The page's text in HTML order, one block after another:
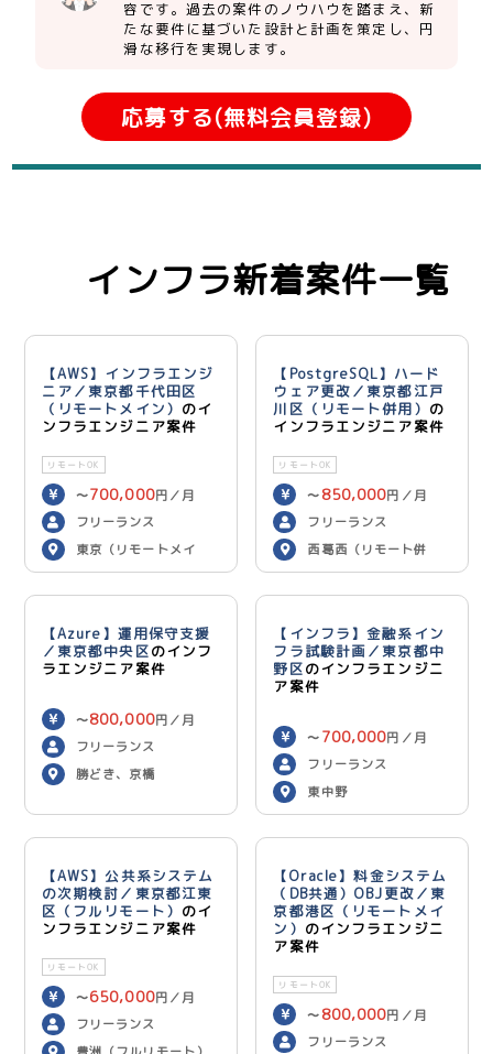
容です。過去の案件のノウハウを踏まえ、新
たな要件に基づいた設計と計画を策定し、円
滑な移行を実現します。
応募する(無料会員登録)
インフラ新着案件一覧
【AWS】インフラエンジ
ニア／東京都千代田区
（リモートメイン） のイ
ンフラエンジニア案件
リモートOK
〜700,000円／月
フリーランス
東京（リモートメイ
ン）
【PostgreSQL】ハード
ウェア更改／東京都江戸
川区（リモート併用） の
インフラエンジニア案件
リモートOK
〜 850,000円／月
フリーランス
西葛西（リモート併
用）
【Azure】運用保守支援
／東京都中央区のインフ
ラエンジニア案件
〜800,000円／月
フリーランス
勝どき、京橋
【インフラ】金融系イン
フラ試験計画／東京都中
野区のインフラエンジニ
ア案件
〜 700,000円／月
フリーランス
東中野
【AWS】公共系システム
の次期検討／東京都江東
区（フルリモート） のイ
ンフラエンジニア案件
リモートOK
〜650,000円／月
フリーランス
【Oracle】料金システム
（DB共通）OBJ更改／東
京都港区（リモートメイ
ン） のインフラエンジニ
ア案件
リモートOK
〜 800,000円／月
フリーランス